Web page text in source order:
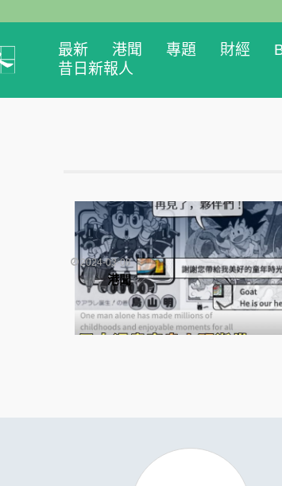
最新 港聞 專題 財經
昔日新報人
2024-03-08
港聞